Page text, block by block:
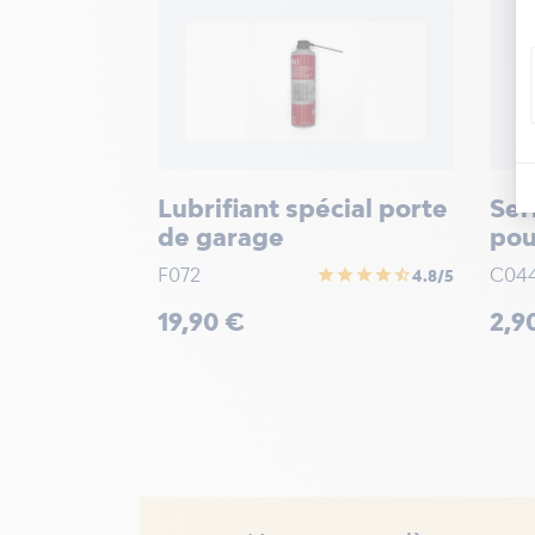
Lubrifiant spécial porte
de garage
F072 star star star star star_half4.8/5
Prix
19,90 €
Prix